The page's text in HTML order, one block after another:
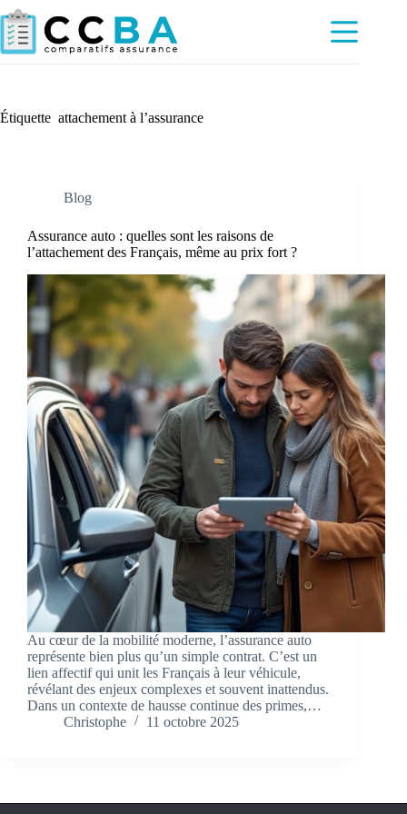
Passer
au
contenu
Étiquette attachement à l’assurance
Blog
Assurance auto : quelles sont les raisons de
l’attachement des Français, même au prix fort ?
Au cœur de la mobilité moderne, l’assurance auto
représente bien plus qu’un simple contrat. C’est un
lien affectif qui unit les Français à leur véhicule,
révélant des enjeux complexes et souvent inattendus.
Dans un contexte de hausse continue des primes,…
Christophe
11 octobre 2025